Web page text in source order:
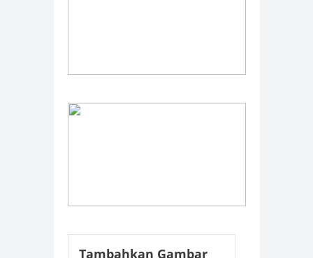
Tambahkan Gambar